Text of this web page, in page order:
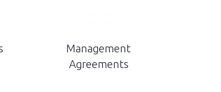
Management
Agreements